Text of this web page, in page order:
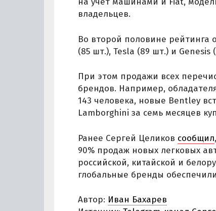
владельцев.
Во второй половине рейтинга
(85 шт.), Tesla (89 шт.) и Genesis
При этом продажи всех
брендов. Например,
143 человека, новые Bentley
Lamborghini за семь месяцев
Ранее Сергей Целиков сообщил
90% продаж новых легковых
российской, китайской и
глобальные бренды
Автор: Иван Бахарев